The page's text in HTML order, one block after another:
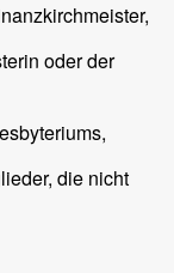
oder der
die nicht